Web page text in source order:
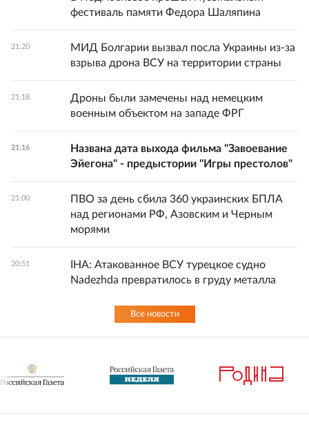
фестиваль памяти Федора Шаляпина
21:20
МИД Болгарии вызвал посла Украины из-за
взрыва дрона ВСУ на территории страны
21:18
Дроны были замечены над немецким
военным объектом на западе ФРГ
21:16
Названа дата выхода фильма "Завоевание
Эйегона" - предыстории "Игры престолов"
21:00
ПВО за день сбила 360 украинских БПЛА
над регионами РФ, Азовским и Черным
морями
20:51
IHA: Атакованное ВСУ турецкое судно
Nadezhda превратилось в груду металла
Все новости